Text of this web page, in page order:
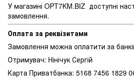
У магазині OPT7KM.BIZ доступні
замовлення.
Оплата за реквізитами
Замовлення можна оплатити за
Отримувач: Нінічук Сергій
Карта Приватбанка: 5168